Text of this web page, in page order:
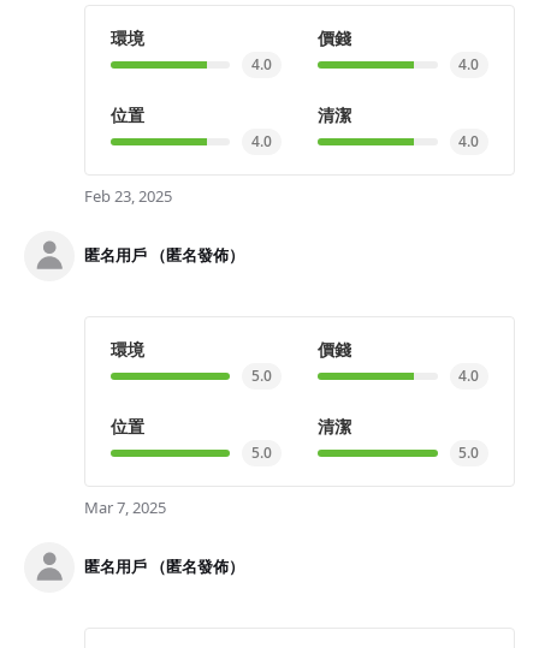
環境
4.0
價錢
4.0
位置
4.0
清潔
4.0
Feb 23, 2025
匿名用戶 （匿名發佈）
環境
5.0
價錢
4.0
位置
5.0
清潔
5.0
Mar 7, 2025
匿名用戶 （匿名發佈）